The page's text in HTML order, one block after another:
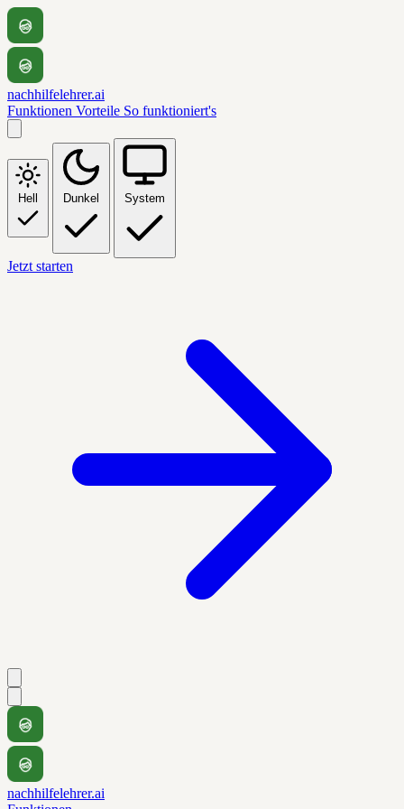
nachhilfelehrer.ai
Funktionen Vorteile So funktioniert's
Hell Dunkel System
Jetzt starten
nachhilfelehrer.ai